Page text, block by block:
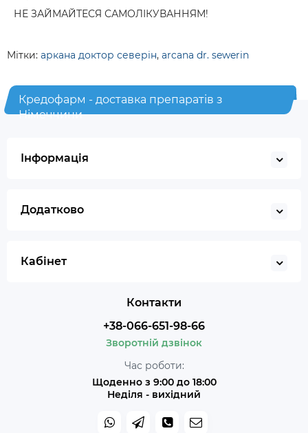
НЕ ЗАЙМАЙТЕСЯ САМОЛІКУВАННЯМ!
Мітки: аркана доктор северін, arcana dr. sewerin
Кредофарм - доставка препаратів з
Німеччини
Інформація
Додатково
Кабінет
Контакти
+38-066-651-98-66
Зворотній дзвінок
Час роботи:
Щоденно з 9:00 до 18:00
Неділя - вихідний